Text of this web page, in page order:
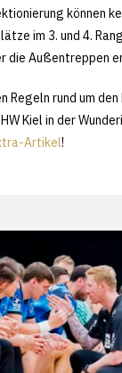
können
im 3. und 4.
die Außentreppen
Regeln rund um den
Kiel in der
Artikel!